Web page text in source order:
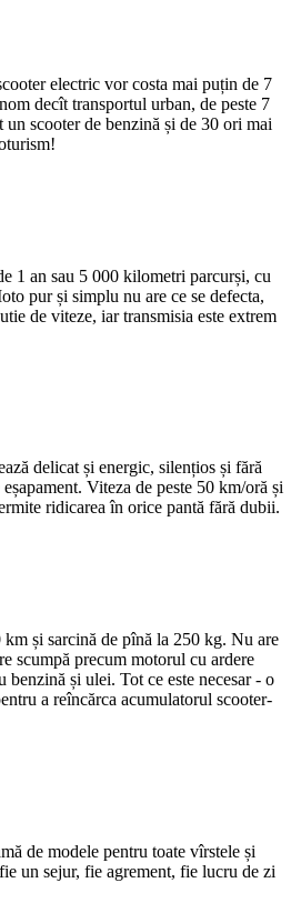
electric vor costa mai puțin de 7
decît transportul urban, de peste 7
scooter de benzină și de 30 ori mai
1 an sau 5 000 kilometri parcurși, cu
pur și simplu nu are ce se defecta,
de viteze, iar transmisia este extrem
delicat și energic, silențios și fără
Viteza de peste 50 km/oră și
ridicarea în orice pantă fără dubii.
și sarcină de pînă la 250 kg. Nu are
scumpă precum motorul cu ardere
benzină și ulei. Tot ce este necesar - o
a reîncărca acumulatorul scooter-
de modele pentru toate vîrstele și
un sejur, fie agrement, fie lucru de zi